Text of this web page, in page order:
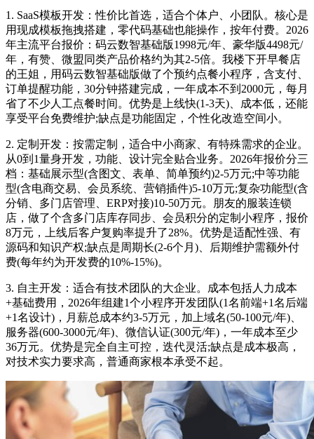
1. SaaS模板开发：性价比首选，适合个体户、小团队。核心是
用现成模板拖拽搭建，零代码基础也能操作，按年付费。2026
年主流平台报价：码云数智基础版1998元/年、豪华版4498元/
年，有赞、微盟同类产品价格约为其2-5倍。我楼下开早餐店
的王姐，用码云数智基础版做了个预约点餐小程序，含支付、
订单提醒功能，30分钟搭建完成，一年成本不到2000元，每月
省了不少人工点餐时间。优势是上线快(1-3天)、成本低，还能
享受平台免费维护;缺点是功能固定，个性化改造空间小。
2. 定制开发：按需定制，适合中小商家、有特殊需求的企业。
从0到1量身开发，功能、设计完全贴合业务。2026年报价分三
档：基础展示型(含图文、表单、简单预约)2-5万元;中等功能
型(含电商交易、会员系统、营销插件)5-10万元;复杂功能型(含
分销、多门店管理、ERP对接)10-50万元。朋友的服装连锁
店，做了个含多门店库存同步、会员积分的定制小程序，报价
8万元，上线后客户复购率提升了28%。优势是适配性强、有
源码和知识产权;缺点是周期长(2-6个月)、后期维护需额外付
费(每年约为开发费的10%-15%)。
3. 自主开发：适合有技术团队的大企业。成本包括人力成本
+基础费用，2026年组建1个小程序开发团队(1名前端+1名后端
+1名设计)，月薪总成本约3-5万元，加上域名(50-100元/年)、
服务器(600-3000元/年)、微信认证(300元/年)，一年成本至少
36万元。优势是完全自主可控，迭代灵活;缺点是成本极高，
对技术实力要求高，普通商家根本承受不起。